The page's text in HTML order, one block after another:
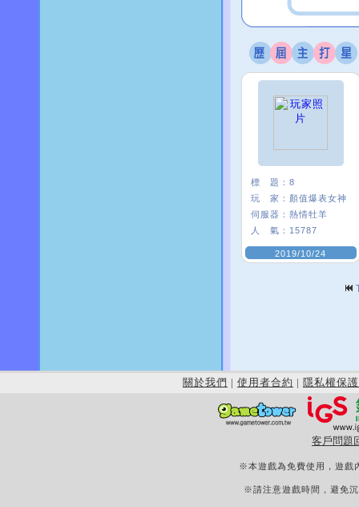
標 題： 8
玩 家： 顏值爆表女神
伺服器： 熱情牡羊
人 氣： 15787
2019/10/24
關於我們 | 使用者合約 | 隱私權保護
客戶問題
※本遊戲為免費使用，遊戲
※請注意遊戲時間，避免